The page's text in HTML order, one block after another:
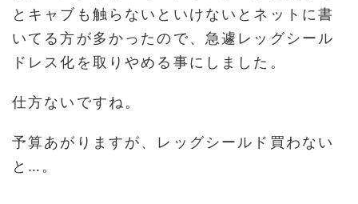
とキャブも触らないといけないとネットに書
いてる方が多かったので、急遽レッグシール
ドレス化を取りやめる事にしました。
仕方ないですね。
予算あがりますが、レッグシールド買わない
と…。